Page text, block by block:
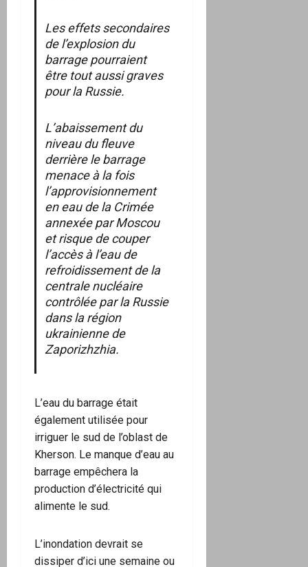
Les effets secondaires
de l’explosion du
barrage pourraient
être tout aussi graves
pour la Russie.
L’abaissement du
niveau du fleuve
derrière le barrage
menace à la fois
l’approvisionnement
en eau de la Crimée
annexée par Moscou
et risque de couper
l’accès à l’eau de
refroidissement de la
centrale nucléaire
contrôlée par la Russie
dans la région
ukrainienne de
Zaporizhzhia.
L’eau du barrage était
également utilisée pour
irriguer le sud de l’oblast de
Kherson. Le manque d’eau au
barrage empêchera la
production d’électricité qui
alimente le sud.
L’inondation devrait se
dissiper d’ici une semaine ou